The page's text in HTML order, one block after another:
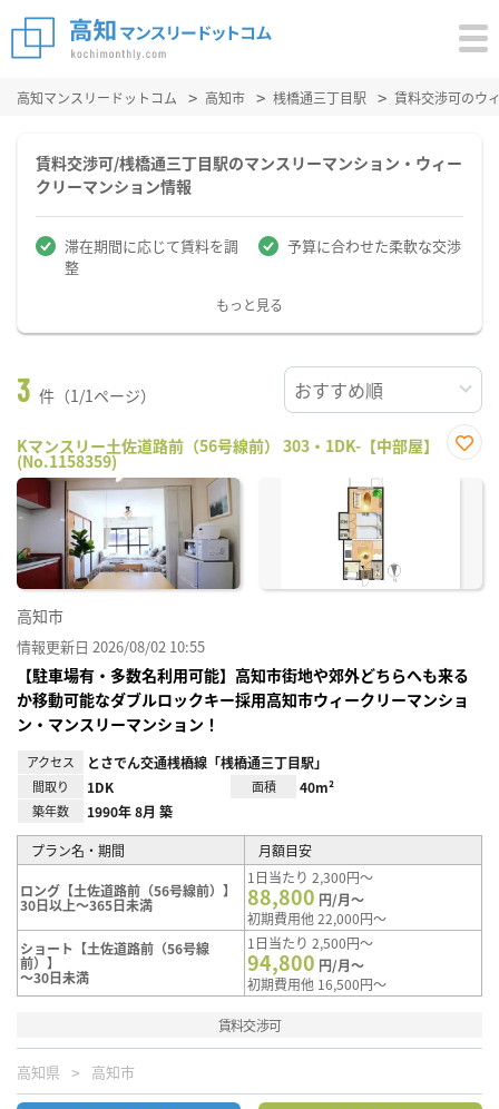
高知マンスリードットコム 高知市 桟橋通三丁目駅 賃料交渉可のウ
賃料交渉可/桟橋通三丁目駅のマンスリーマンション・ウィー
クリーマンション情報
滞在期間に応じて賃料を調
整
予算に合わせた柔軟な交渉
もっと見る
3 件（1/1ページ）
Kマンスリー土佐道路前（56号線前） 303・1DK-【中部屋】
(No.1158359)
に入
高知市
情報更新日 2026/08/02 10:55
【駐車場有・多数名利用可能】高知市街地や郊外どちらへも来る
か移動可能なダブルロックキー採用高知市ウィークリーマンショ
ン・マンスリーマンション！
アクセス とさでん交通桟橋線「桟橋通三丁目駅」
間取り 1DK 面積 40m²
築年数 1990年 8月 築
プラン名・期間 月額目安
ロング【土佐道路前（56号線前）】
30日以上～365日未満
1日当たり 2,300円～
88,800 円/月～
初期費用他 22,000円～
ショート【土佐道路前（56号線
前）】
～30日未満
1日当たり 2,500円～
94,800 円/月～
初期費用他 16,500円～
賃料交渉可
高知県 高知市